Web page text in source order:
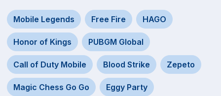
Mobile Legends Free Fire HAGO
Honor of Kings PUBGM Global
Call of Duty Mobile Blood Strike Zepeto
Magic Chess Go Go Eggy Party